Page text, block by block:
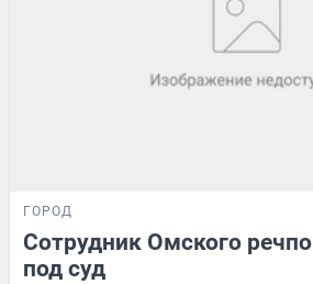
ГОРОД
Сотрудник Омского
под суд